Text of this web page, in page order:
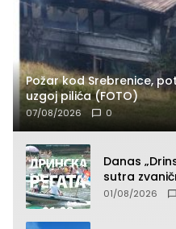
Požar kod Srebrenice,
uzgoj pilića (FOTO)
07/08/2026 0
Danas
sutra
01/08/2026